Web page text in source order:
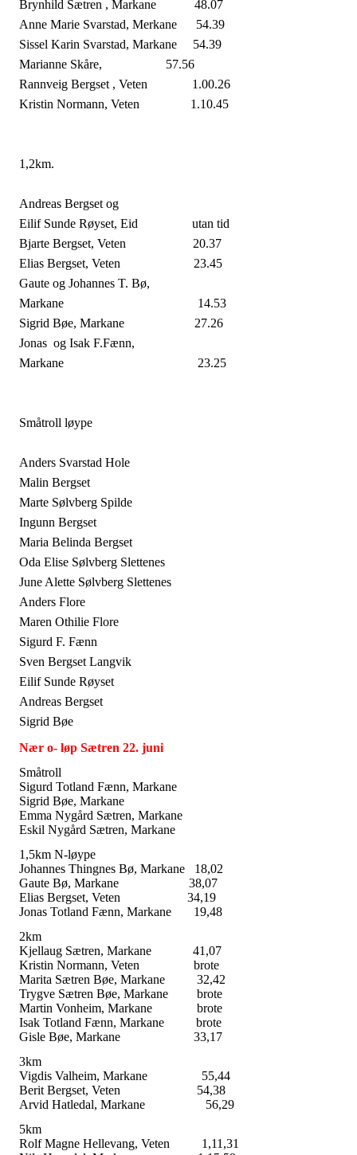
Brynhild Sætren , Markane
48.07
Anne Marie Svarstad, Merkane
54.39
Sissel Karin Svarstad, Markane
54.39
Marianne Skåre,
57.56
Rannveig Bergset , Veten
1.00.26
Kristin Normann, Veten
1.10.45
1,2km.
Andreas Bergset og
Eilif Sunde Røyset, Eid
utan tid
Bjarte Bergset, Veten
20.37
Elias Bergset, Veten
23.45
Gaute og Johannes T. Bø,
Markane
14.53
Sigrid Bøe, Markane
27.26
Jonas og Isak F.Fænn,
Markane
23.25
Småtroll løype
Anders Svarstad Hole
Malin Bergset
Marte Sølvberg Spilde
Ingunn Bergset
Maria Belinda Bergset
Oda Elise Sølvberg Slettenes
June Alette Sølvberg Slettenes
Anders Flore
Maren Othilie Flore
Sigurd F. Fænn
Sven Bergset Langvik
Eilif Sunde Røyset
Andreas Bergset
Sigrid Bøe
Nær o- løp Sætren 22. juni
Småtroll
Sigurd Totland Fænn, Markane
Sigrid Bøe, Markane
Emma Nygård Sætren, Markane
Eskil Nygård Sætren, Markane
1,5km N-løype
Johannes Thingnes Bø, Markane 18,02
Gaute Bø, Markane 38,07
Elias Bergset, Veten 34,19
Jonas Totland Fænn, Markane 19,48
2km
Kjellaug Sætren, Markane 41,07
Kristin Normann, Veten brote
Marita Sætren Bøe, Markane 32,42
Trygve Sætren Bøe, Markane brote
Martin Vonheim, Markane brote
Isak Totland Fænn, Markane brote
Gisle Bøe, Markane 33,17
3km
Vigdis Valheim, Markane 55,44
Berit Bergset, Veten 54,38
Arvid Hatledal, Markane 56,29
5km
Rolf Magne Hellevang, Veten 1,11,31